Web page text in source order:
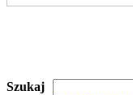
Szukaj